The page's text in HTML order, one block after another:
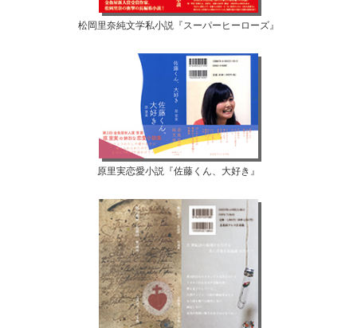
松岡里奈純文学私小説『スーパーヒーローズ』
原里実恋愛小説『佐藤くん、大好き』